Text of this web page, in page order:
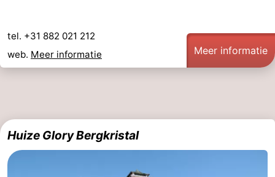
tel. +31 882 021 212
web. Meer informatie Meer informatie
Huize Glory Bergkristal